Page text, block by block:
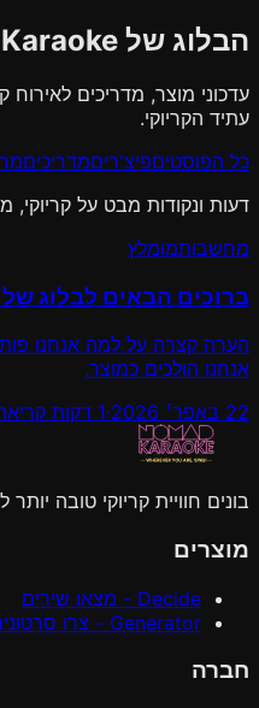
הבלוג של Nomad Karaoke
עדכוני מוצר, מדריכים
עתיד הקריוקי.
כל הפוסטיםפיצ'ריםמדריכים
דעות ונקודות מבט על קריוקי,
מחשבותמומלץ
ברוכים הבאים לבלוג של Nomad Karaoke
הערה קצרה על למה אנחנו
אנחנו הולכים כמוצר.
22 באפר׳ 2026
·1 דקות קריאה
בונים חוויית קריוקי טובה יותר
מוצרים
Decide - מצאו שירים
Generator - צרו סרטונים
חברה